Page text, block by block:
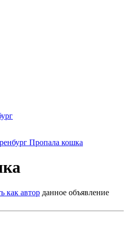
Пропала кошка
как автор данное объявление